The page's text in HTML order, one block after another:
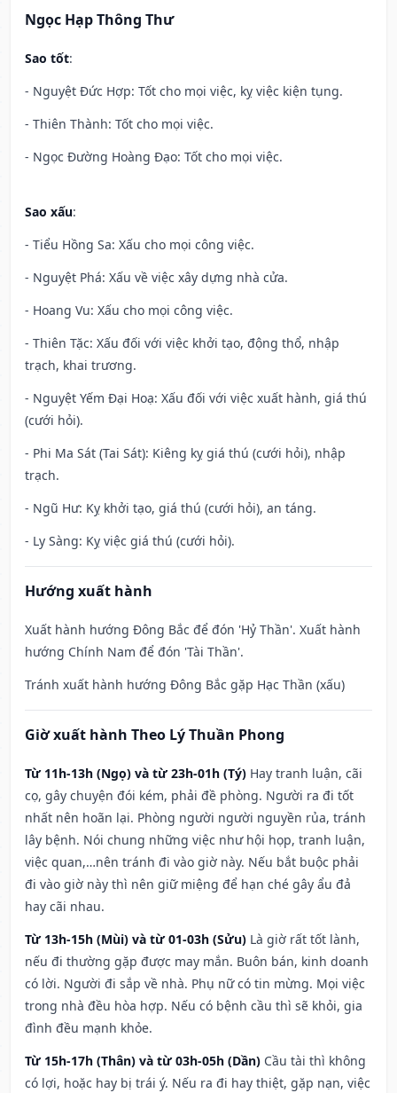
Ngọc Hạp Thông Thư
Sao tốt:
- Nguyệt Đức Hợp: Tốt cho mọi việc, kỵ việc kiện tụng.
- Thiên Thành: Tốt cho mọi việc.
- Ngọc Đường Hoàng Đạo: Tốt cho mọi việc.
Sao xấu:
- Tiểu Hồng Sa: Xấu cho mọi công việc.
- Nguyệt Phá: Xấu về việc xây dựng nhà cửa.
- Hoang Vu: Xấu cho mọi công việc.
- Thiên Tặc: Xấu đối với việc khởi tạo, động thổ, nhập
trạch, khai trương.
- Nguyệt Yếm Đại Hoạ: Xấu đối với việc xuất hành, giá thú
(cưới hỏi).
- Phi Ma Sát (Tai Sát): Kiêng kỵ giá thú (cưới hỏi), nhập
trạch.
- Ngũ Hư: Kỵ khởi tạo, giá thú (cưới hỏi), an táng.
- Ly Sàng: Kỵ việc giá thú (cưới hỏi).
Hướng xuất hành
Xuất hành hướng Đông Bắc để đón 'Hỷ Thần'. Xuất hành
hướng Chính Nam để đón 'Tài Thần'.
Tránh xuất hành hướng Đông Bắc gặp Hạc Thần (xấu)
Giờ xuất hành Theo Lý Thuần Phong
Từ 11h-13h (Ngọ) và từ 23h-01h (Tý) Hay tranh luận, cãi
cọ, gây chuyện đói kém, phải đề phòng. Người ra đi tốt
nhất nên hoãn lại. Phòng người người nguyền rủa, tránh
lây bệnh. Nói chung những việc như hội họp, tranh luận,
việc quan,…nên tránh đi vào giờ này. Nếu bắt buộc phải
đi vào giờ này thì nên giữ miệng để hạn ché gây ẩu đả
hay cãi nhau.
Từ 13h-15h (Mùi) và từ 01-03h (Sửu) Là giờ rất tốt lành,
nếu đi thường gặp được may mắn. Buôn bán, kinh doanh
có lời. Người đi sắp về nhà. Phụ nữ có tin mừng. Mọi việc
trong nhà đều hòa hợp. Nếu có bệnh cầu thì sẽ khỏi, gia
đình đều mạnh khỏe.
Từ 15h-17h (Thân) và từ 03h-05h (Dần) Cầu tài thì không
có lợi, hoặc hay bị trái ý. Nếu ra đi hay thiệt, gặp nạn, việc